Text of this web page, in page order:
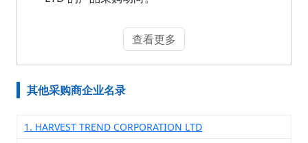
查看更多
其他采购商企业名录
1. HARVEST TREND CORPORATION LTD